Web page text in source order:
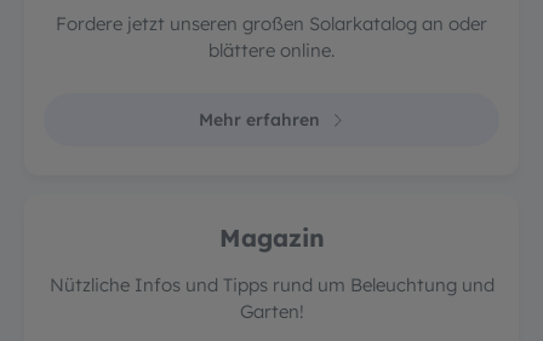
Fordere jetzt unseren großen Solarkatalog an oder
blättere online.
Mehr erfahren
Magazin
Nützliche Infos und Tipps rund um Beleuchtung und
Garten!